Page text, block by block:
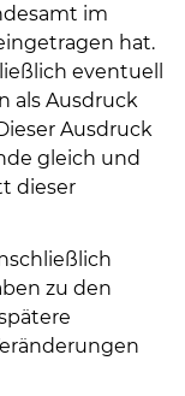
im
hat.
eventuell
als Ausdruck
Ausdruck
gleich und
dieser
zu den